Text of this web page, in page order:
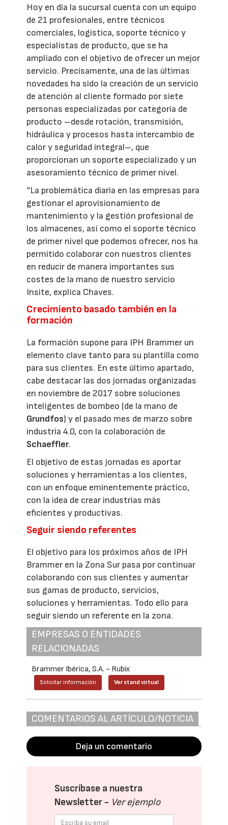
Hoy en día la sucursal cuenta con un equipo
de 21 profesionales, entre técnicos
comerciales, logística, soporte técnico y
especialistas de producto, que se ha
ampliado con el objetivo de ofrecer un mejor
servicio. Precisamente, una de las últimas
novedades ha sido la creación de un servicio
de atención al cliente formado por siete
personas especializadas por categoría de
producto –desde rotación, transmisión,
hidráulica y procesos hasta intercambio de
calor y seguridad integral–, que
proporcionan un soporte especializado y un
asesoramiento técnico de primer nivel.
“La problemática diaria en las empresas para
gestionar el aprovisionamiento de
mantenimiento y la gestión profesional de
los almacenes, así como el soporte técnico
de primer nivel que podemos ofrecer, nos ha
permitido colaborar con nuestros clientes
en reducir de manera importantes sus
costes de la mano de nuestro servicio
Insite, explica Chaves.
Crecimiento basado también en la
formación
La formación supone para IPH Brammer un
elemento clave tanto para su plantilla como
para sus clientes. En este último apartado,
cabe destacar las dos jornadas organizadas
en noviembre de 2017 sobre soluciones
inteligentes de bombeo (de la mano de
Grundfos) y el pasado mes de marzo sobre
industria 4.0, con la colaboración de
Schaeffler.
El objetivo de estas jornadas es aportar
soluciones y herramientas a los clientes,
con un enfoque eminentemente práctico,
con la idea de crear industrias más
eficientes y productivas.
Seguir siendo referentes
El objetivo para los próximos años de IPH
Brammer en la Zona Sur pasa por continuar
colaborando con sus clientes y aumentar
sus gamas de producto, servicios,
soluciones y herramientas. Todo ello para
seguir siendo un referente en la zona.
EMPRESAS O ENTIDADES
RELACIONADAS
Brammer Ibérica, S.A. - Rubix
Solicitar información Ver stand virtual
COMENTARIOS AL ARTÍCULO/NOTICIA
Deja un comentario
Suscríbase a nuestra
Newsletter - Ver ejemplo